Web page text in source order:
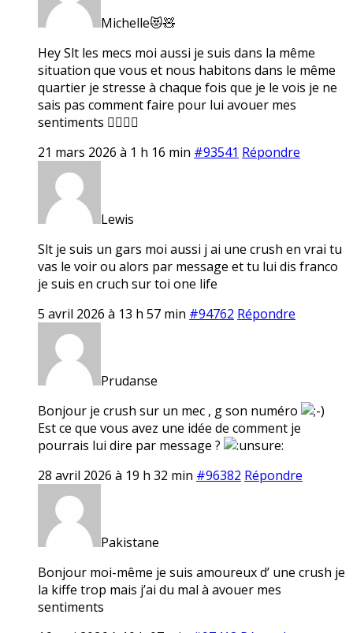
Michelle😻🧸
Hey Slt les mecs moi aussi je suis dans la même
situation que vous et nous habitons dans le même
quartier je stresse à chaque fois que je le vois je ne
sais pas comment faire pour lui avouer mes
sentiments 🤷‍♀️🤷‍♀️
21 mars 2026 à 1 h 16 min #93541 Répondre
Lewis
Slt je suis un gars moi aussi j ai une crush en vrai tu
vas le voir ou alors par message et tu lui dis franco
je suis en cruch sur toi one life
5 avril 2026 à 13 h 57 min #94762 Répondre
Prudanse
Bonjour je crush sur un mec , g son numéro
Est ce que vous avez une idée de comment je
pourrais lui dire par message ?
28 avril 2026 à 19 h 32 min #96382 Répondre
Pakistane
Bonjour moi-même je suis amoureux d’ une crush je
la kiffe trop mais j’ai du mal à avouer mes
sentiments